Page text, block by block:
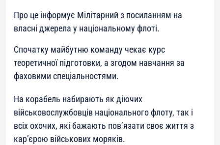
Про це інформує Мілітарний з посиланням на
власні джерела у національному флоті.
Спочатку майбутню команду чекає курс
теоретичної підготовки, а згодом навчання за
фаховими спеціальностями.
На корабель набирають як діючих
військовослужбовців національного флоту, так і
всіх охочих, які бажають пов’язати своє життя з
кар’єрою військових моряків.